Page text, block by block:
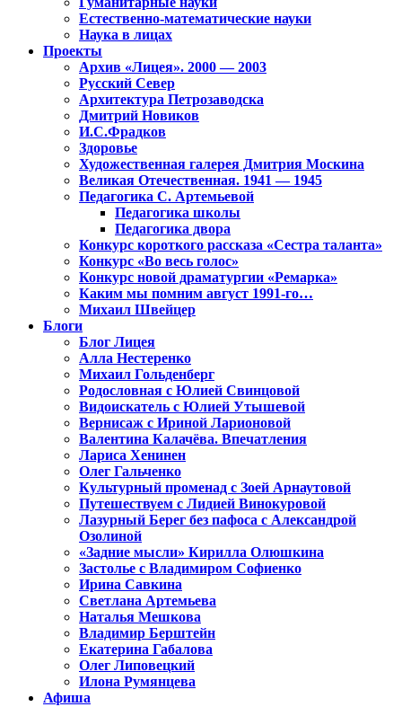
Естественно-математические науки
Наука в лицах
Проекты
Архив «Лицея». 2000 — 2003
Русский Север
Архитектура Петрозаводска
Дмитрий Новиков
И.С.Фрадков
Здоровье
Художественная галерея Дмитрия Москина
Великая Отечественная. 1941 — 1945
Педагогика С. Артемьевой
Педагогика школы
Педагогика двора
Конкурс короткого рассказа «Сестра таланта»
Конкурс «Во весь голос»
Конкурс новой драматургии «Ремарка»
Каким мы помним август 1991-го…
Михаил Швейцер
Блоги
Блог Лицея
Алла Нестеренко
Михаил Гольденберг
Родословная с Юлией Свинцовой
Видоискатель с Юлией Утышевой
Вернисаж с Ириной Ларионовой
Валентина Калачёва. Впечатления
Лариса Хенинен
Олег Гальченко
Культурный променад с Зоей Арнаутовой
Путешествуем с Лидией Винокуровой
Лазурный Берег без пафоса с Александрой
Озолиной
«Задние мысли» Кирилла Олюшкина
Застолье с Владимиром Софиенко
Ирина Савкина
Светлана Артемьева
Наталья Мешкова
Владимир Берштейн
Екатерина Габалова
Олег Липовецкий
Илона Румянцева
Афиша